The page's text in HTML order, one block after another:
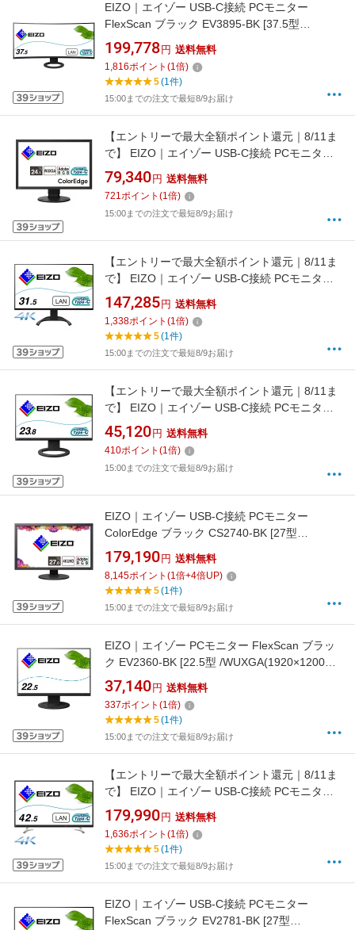
EIZO｜エイゾー USB-C接続 PCモニター
FlexScan ブラック EV3895-BK [37.5型
/UWQHD+(3840×1600） /ワイド /曲面型
/61Hz]
199,778 円 送料無料
1,816ポイント (1倍)
5(1件)
15:00までの注文で最短8/9お届け
【エントリーで最大全額ポイント還元｜8/11ま
で】 EIZO｜エイゾー USB-C接続 PCモニター
ColorEdge ブラック CS2400S-BK [24.1型
/WUXGA(1920×1200） /ワイド /61Hz]
79,340 円 送料無料
721ポイント (1倍)
15:00までの注文で最短8/9お届け
【エントリーで最大全額ポイント還元｜8/11ま
で】 EIZO｜エイゾー USB-C接続 PCモニター
FlexScan ブラック EV3240X-BK [31.5型
/4K(3840×2160） /ワイド /61Hz]
147,285 円 送料無料
1,338ポイント (1倍)
5(1件)
15:00までの注文で最短8/9お届け
【エントリーで最大全額ポイント還元｜8/11ま
で】 EIZO｜エイゾー USB-C接続 PCモニター
FlexScan ブラック EV2480-ZBK [23.8型 /フル
HD(1920×1080) /ワイド /61Hz]
45,120 円 送料無料
410ポイント (1倍)
15:00までの注文で最短8/9お届け
EIZO｜エイゾー USB-C接続 PCモニター
ColorEdge ブラック CS2740-BK [27型
/4K(3840×2160） /ワイド /61Hz][CS2740BK]
179,190 円 送料無料
8,145ポイント (1倍+4倍UP)
5(1件)
15:00までの注文で最短8/9お届け
EIZO｜エイゾー PCモニター FlexScan ブラッ
ク EV2360-BK [22.5型 /WUXGA(1920×1200） /
ワイド /61Hz][22.5インチ 液晶ディスプレイ
EV2360BK]
37,140 円 送料無料
337ポイント (1倍)
5(1件)
15:00までの注文で最短8/9お届け
【エントリーで最大全額ポイント還元｜8/11ま
で】 EIZO｜エイゾー USB-C接続 PCモニター
FlexScan ブラック EV4340X-BK [42.5型
/4K(3840×2160） /ワイド /61Hz]
179,990 円 送料無料
1,636ポイント (1倍)
5(1件)
15:00までの注文で最短8/9お届け
EIZO｜エイゾー USB-C接続 PCモニター
FlexScan ブラック EV2781-BK [27型